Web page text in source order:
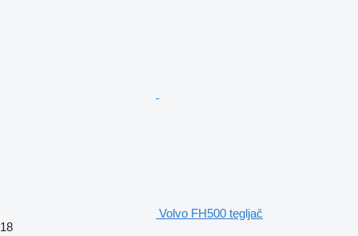
Volvo FH500 tegljač
18